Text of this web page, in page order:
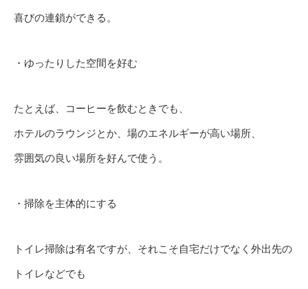
喜びの連鎖ができる。
・ゆったりした空間を好む
たとえば、コーヒーを飲むときでも、
ホテルのラウンジとか、場のエネルギーが高い場所、
雰囲気の良い場所を好んで使う。
・掃除を主体的にする
トイレ掃除は有名ですが、それこそ自宅だけでなく外出先の
トイレなどでも